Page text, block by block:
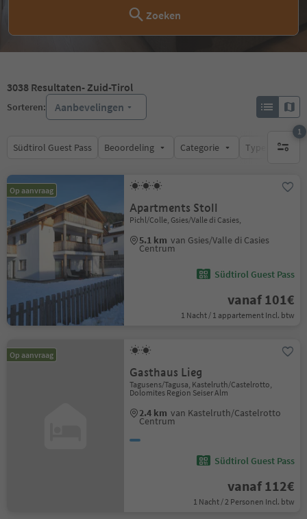
Zoeken
3038 Resultaten- Zuid-Tirol
Sorteren: Aanbevelingen
Südtirol Guest Pass Beoordeling Categorie Type catering
1
1
Op aanvraag
Apartments Stoll
Pichl/Colle, Gsies/Valle di Casies,
5.1 km van Gsies/Valle di Casies
Centrum
Südtirol Guest Pass
vanaf 101€
1 Nacht / 1 appartement Incl. btw
Op aanvraag
Gasthaus Lieg
Tagusens/Tagusa, Kastelruth/Castelrotto,
Dolomites Region Seiser Alm
2.4 km van Kastelruth/Castelrotto
Centrum
Südtirol Guest Pass
vanaf 112€
1 Nacht / 2 Personen Incl. btw